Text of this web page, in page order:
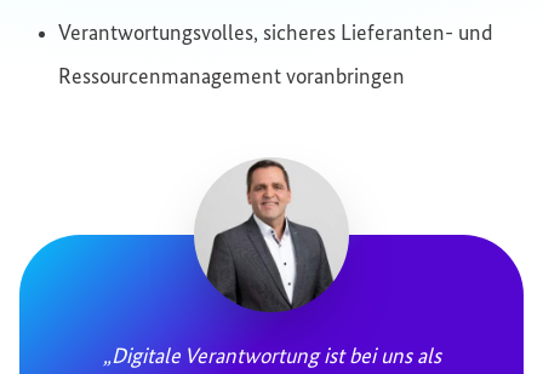
Verantwortungsvolles, sicheres Lieferanten- und
Ressourcenmanagement voranbringen
„Digitale Verantwortung ist bei uns als